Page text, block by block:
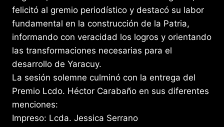
felicitó al gremio periodístico y destacó su labor
fundamental en la construcción de la Patria,
informando con veracidad los logros y orientando
las transformaciones necesarias para el
desarrollo de Yaracuy.
La sesión solemne culminó con la entrega del
Premio Lcdo. Héctor Carabaño en sus diferentes
menciones:
Impreso: Lcda. Jessica Serrano